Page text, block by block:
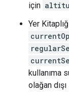
için
Yer
kullanıma
olağan